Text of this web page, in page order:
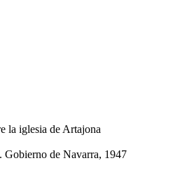
la iglesia de Artajona
de Navarra, 1947